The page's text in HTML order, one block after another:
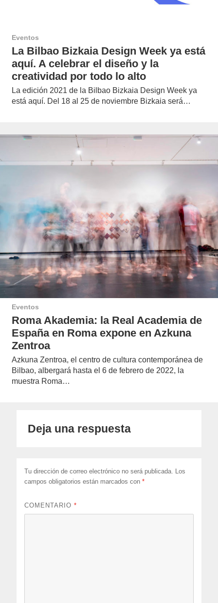
Eventos
La Bilbao Bizkaia Design Week ya está
aquí. A celebrar el diseño y la
creatividad por todo lo alto
La edición 2021 de la Bilbao Bizkaia Design Week ya
está aquí. Del 18 al 25 de noviembre Bizkaia será…
Eventos
Roma Akademia: la Real Academia de
España en Roma expone en Azkuna
Zentroa
Azkuna Zentroa, el centro de cultura contemporánea de
Bilbao, albergará hasta el 6 de febrero de 2022, la
muestra Roma…
Deja una respuesta
Tu dirección de correo electrónico no será publicada. Los
campos obligatorios están marcados con*
COMENTARIO*